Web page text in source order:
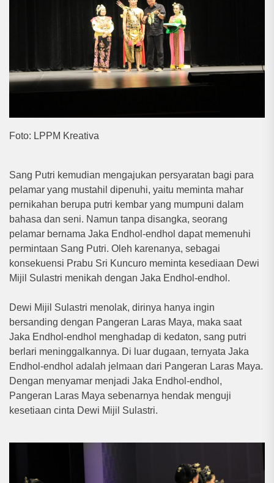
Foto: LPPM Kreativa
Sang Putri kemudian mengajukan persyaratan bagi para
pelamar yang mustahil dipenuhi, yaitu meminta mahar
pernikahan berupa putri kembar yang mumpuni dalam
bahasa dan seni. Namun tanpa disangka, seorang
pelamar bernama Jaka Endhol-endhol dapat memenuhi
permintaan Sang Putri. Oleh karenanya, sebagai
konsekuensi Prabu Sri Kuncuro meminta kesediaan Dewi
Mijil Sulastri menikah dengan Jaka Endhol-endhol.
Dewi Mijil Sulastri menolak, dirinya hanya ingin
bersanding dengan Pangeran Laras Maya, maka saat
Jaka Endhol-endhol menghadap di kedaton, sang putri
berlari meninggalkannya. Di luar dugaan, ternyata Jaka
Endhol-endhol adalah jelmaan dari Pangeran Laras Maya.
Dengan menyamar menjadi Jaka Endhol-endhol,
Pangeran Laras Maya sebenarnya hendak menguji
kesetiaan cinta Dewi Mijil Sulastri.